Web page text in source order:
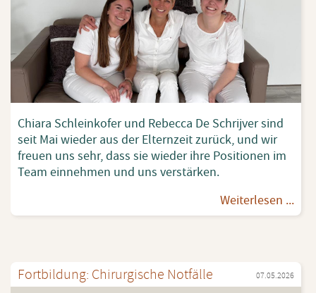
Chi­a­ra Schlein­k­o­fer und Re­bec­ca De Schrij­ver sind
seit Mai wie­der aus der El­tern­zeit zu­rück, und wir
freu­en uns sehr, dass sie wie­der ihre Po­si­tio­nen im
Team ein­neh­men und uns ver­stär­ken.
Wei­ter­le­sen ...
Fort­bil­dung: Chir­ur­gi­sche Not­fäl­le 07.05.2026